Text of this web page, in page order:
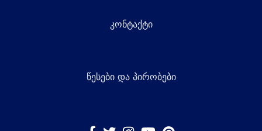
კონტაქტი
წესები და პირობები